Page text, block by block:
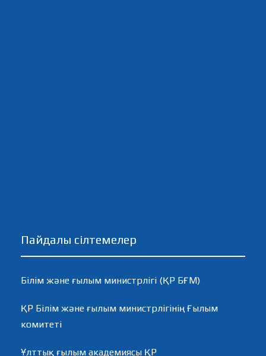
Пайдалы сілтемелер
Білім және ғылым министрлігі (ҚР БҒМ)
ҚР Білім және ғылым министрлігінің Ғылым
комитеті
Ұлттық ғылым академиясы ҚР